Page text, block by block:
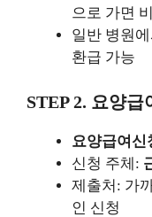
으로 가면
일반 병원
환급 가능
STEP 2. 요양
요양급여신
신청 주체:
제출처: 가
인 신청